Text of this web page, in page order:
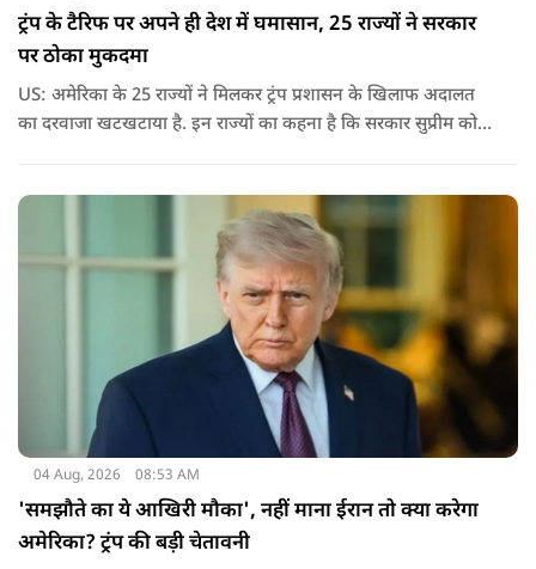
ट्रंप के टैरिफ पर अपने ही देश में घमासान, 25 राज्यों ने सरकार
पर ठोका मुकदमा
US: अमेरिका के 25 राज्यों ने मिलकर ट्रंप प्रशासन के खिलाफ अदालत
का दरवाजा खटखटाया है. इन राज्यों का कहना है कि सरकार सुप्रीम कोर्ट
04 Aug, 2026 08:53 AM
'समझौते का ये आखिरी मौका', नहीं माना ईरान तो क्या करेगा
अमेरिका? ट्रंप की बड़ी चेतावनी